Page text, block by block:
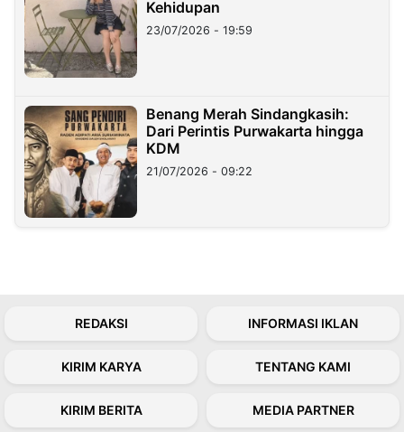
Kehidupan
23/07/2026 - 19:59
Benang Merah Sindangkasih:
Dari Perintis Purwakarta hingga
KDM
21/07/2026 - 09:22
REDAKSI INFORMASI IKLAN
KIRIM KARYA TENTANG KAMI
KIRIM BERITA MEDIA PARTNER